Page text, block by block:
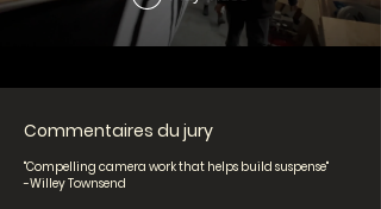
Commentaires du jury
"Compelling camera work that helps build suspense"
-Willey Townsend